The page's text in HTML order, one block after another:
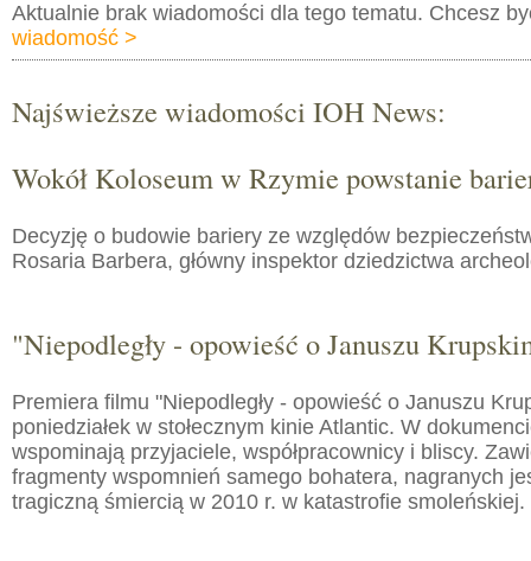
Aktualnie brak wiadomości dla tego tematu. Chcesz
wiadomość >
Najświeższe wiadomości IOH News:
Wokół Koloseum w Rzymie powstanie
Decyzję o budowie bariery ze względów
Rosaria Barbera, główny inspektor dziedzictwa
"Niepodległy - opowieść o Januszu
Premiera filmu "Niepodległy - opowieść o Januszu
poniedziałek w stołecznym kinie Atlantic. W
wspominają przyjaciele, współpracownicy i bliscy.
fragmenty wspomnień samego bohatera, nagranych
tragiczną śmiercią w 2010 r. w katastrofie smoleńskiej.